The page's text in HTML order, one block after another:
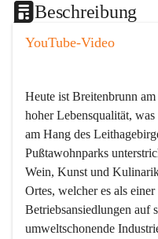
Beschreibung
YouTube-Video
Heute ist Breitenbrunn
hoher Lebensqualität,
am Hang des
Pußtawohnparks
Wein, Kunst und
Ortes, welcher es als
Betriebsansiedlungen auf
umweltschonende